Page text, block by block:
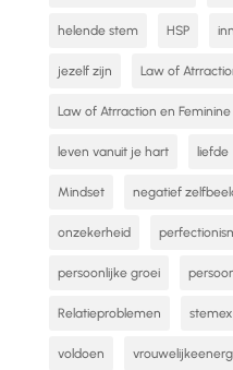
helende stem HSP
jezelf zijn Law of
Law of Atrraction en
leven vanuit je hart liefde
Mindset negatief
onzekerheid
persoonlijke groei
Relatieproblemen
voldoen